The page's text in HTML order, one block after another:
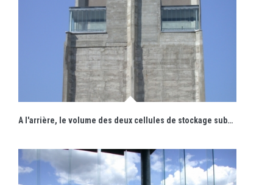
A l'arrière, le volume des deux cellules de stockage subsistantes accueille les circulations verticales.